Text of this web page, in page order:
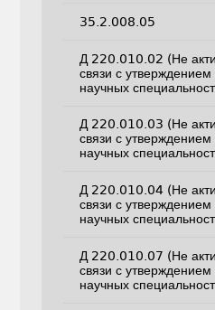
35.2.008.05
Д 220.010.02 (Не
связи с
научных
Д 220.010.03 (Не
связи с
научных
Д 220.010.04 (Не
связи с
научных
Д 220.010.07 (Не
связи с
научных